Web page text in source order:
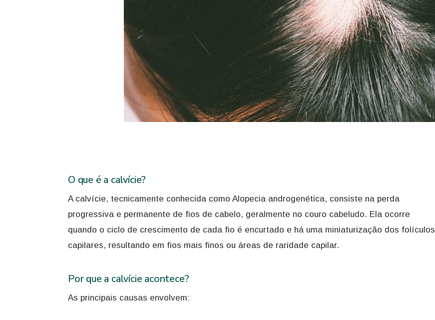
O que é a calvície?
A calvície, tecnicamente conhecida como Alopecia androgenética, consiste na perda
progressiva e permanente de fios de cabelo, geralmente no couro cabeludo. Ela ocorre
quando o ciclo de crescimento de cada fio é encurtado e há uma miniaturização dos folículos
capilares, resultando em fios mais finos ou áreas de raridade capilar.
Por que a calvície acontece?
As principais causas envolvem: